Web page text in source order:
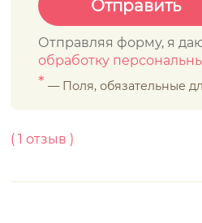
Отправляя форму, я
обработку
* — Поля, обязательные
(1 отзыв )